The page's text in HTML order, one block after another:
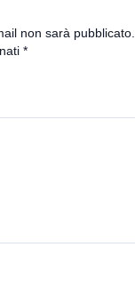
non sarà pubblicato.
*